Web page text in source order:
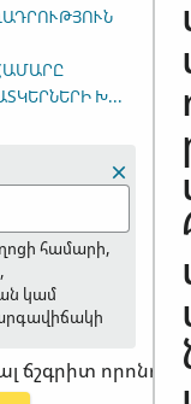
ԽՄԲԻ
համարի,
կամ
ճշգրիտ որոնումը